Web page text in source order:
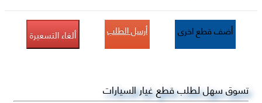
أضف قطع اخرى أرسل الطلب ألغاء التسعيرة
تسوق سهل لطلب قطع غيار السيارات